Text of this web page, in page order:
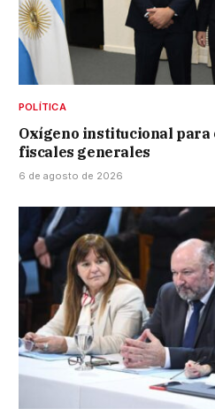
POLÍTICA
Oxígeno institucional para
fiscales generales
6 de agosto de 2026